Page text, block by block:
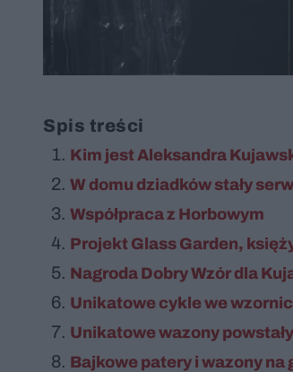
Spis treści
Kim jest Aleksandra
W domu dziadków stały
Współpraca z Horbowym
Projekt Glass Garden,
Nagroda Dobry Wzór dla
Unikatowe cykle we
Unikatowe wazony
Bajkowe patery i wazony na